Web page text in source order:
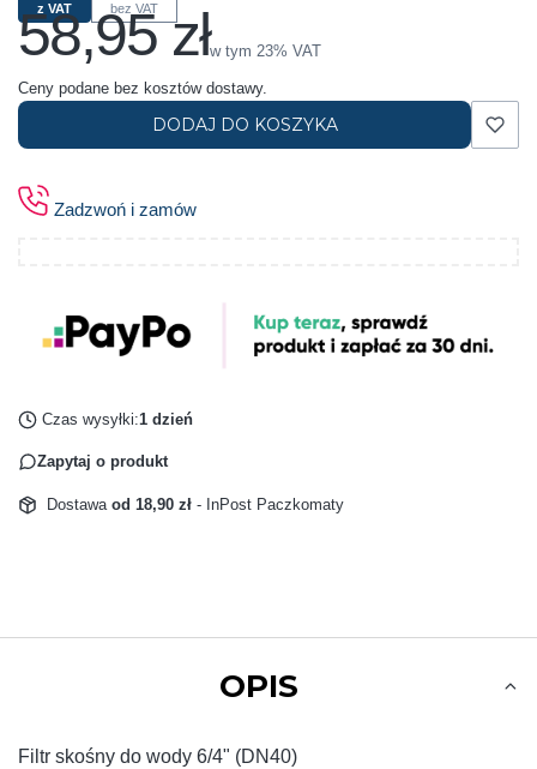
z VAT bez VAT
Cena
58,95 złw tym 23% VAT
w tym 23% VAT
Ceny podane bez kosztów dostawy.
DODAJ DO KOSZYKA
Zadzwoń i zamów
Czas wysyłki:1 dzień
Zapytaj o produkt
Dostawa od 18,90 zł - InPost Paczkomaty
OPIS
Filtr skośny do wody 6/4" (DN40)